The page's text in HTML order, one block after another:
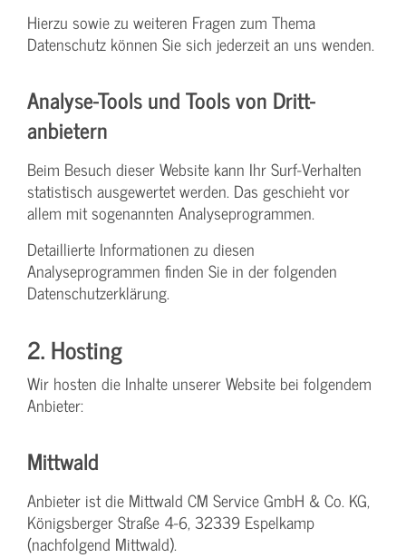
Hierzu sowie zu weiteren Fragen zum Thema
Datenschutz können Sie sich jederzeit an uns wenden.
Analyse-Tools und Tools von Dritt­
anbietern
Beim Besuch dieser Website kann Ihr Surf-Verhalten
statistisch ausgewertet werden. Das geschieht vor
allem mit sogenannten Analyseprogrammen.
Detaillierte Informationen zu diesen
Analyseprogrammen finden Sie in der folgenden
Datenschutzerklärung.
2. Hosting
Wir hosten die Inhalte unserer Website bei folgendem
Anbieter:
Mittwald
Anbieter ist die Mittwald CM Service GmbH & Co. KG,
Königsberger Straße 4-6, 32339 Espelkamp
(nachfolgend Mittwald).